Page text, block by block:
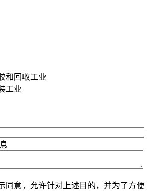
和回收工业
工业
同意，允许针对上述目的，并为了方便